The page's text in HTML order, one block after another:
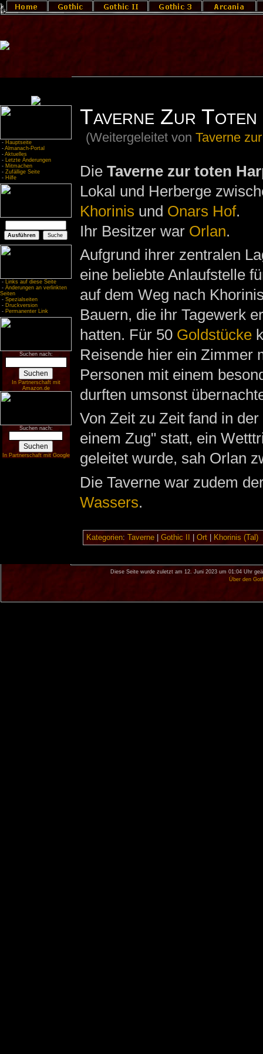
- Hauptseite
- Almanach-Portal
- Aktuelles
- Letzte Änderungen
- Mitmachen
- Zufällige Seite
- Hilfe
- Links auf diese Seite
- Änderungen an verlinkten
Seiten
- Spezialseiten
- Druckversion
- Permanenter Link
Suchen nach:
In Partnerschaft mit
Amazon.de
Suchen nach:
In Partnerschaft mit Google
Taverne Zur Toten
(Weitergeleitet vonTaverne
Die Taverne zur toten
Lokal und Herberge
Khorinis und Onars Hof.
Ihr Besitzer war Orlan.
Aufgrund ihrer zentralen
eine beliebte Anlaufstelle
auf dem Weg nach
Bauern, die ihr Tagewerk
hatten. Für 50 Goldstücke
Reisende hier ein Zimmer
Personen mit einem
durften umsonst
Von Zeit zu Zeit fand in
einem Zug" statt, ein
geleitet wurde, sah Orlan
Die Taverne war zudem
Wassers.
Kategorien: Taverne| Gothic II Ort| Khorinis (Tal)
Diese Seite wurde zuletzt am 12. Juni 2023 um 01:04 Uhr
Über den